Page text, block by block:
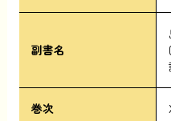
副書名
巻次